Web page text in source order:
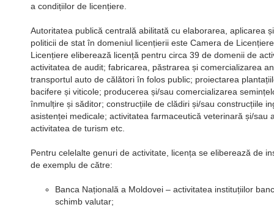
a condițiilor de licențiere.
Autoritatea publică centrală abilitată cu elaborarea, aplicarea
politicii de stat în domeniul licențierii este Camera de
Licențiere eliberează licență pentru circa 39 de domenii de
activitatea de audit; fabricarea, păstrarea și comercializarea
transportul auto de călători în folos public; proiectarea
bacifere și viticole; producerea și/sau comercializarea
înmulțire și săditor; construcțiile de clădiri și/sau construcțiile
asistenței medicale; activitatea farmaceutică veterinară și/sau
activitatea de turism etc.
Pentru celelalte genuri de activitate, licența se eliberează de
de exemplu de către:
Banca Națională a Moldovei – activitatea instituțiilor
schimb valutar;